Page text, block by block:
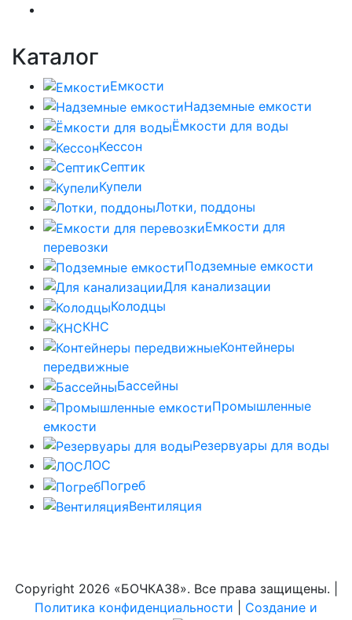
Каталог
Емкости
Надземные емкости
Ёмкости для воды
Кессон
Септик
Купели
Лотки, поддоны
Емкости для
перевозки
Подземные емкости
Для канализации
Колодцы
КНС
Контейнеры
передвижные
Бассейны
Промышленные
емкости
Резервуары для воды
ЛОС
Погреб
Вентиляция
Copyright 2026 «БОЧКА38». Все права защищены. |
Политика конфиденциальности
Создание и